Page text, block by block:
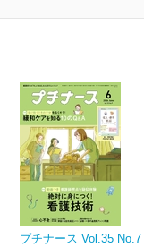
プチナース Vol.35 No.7